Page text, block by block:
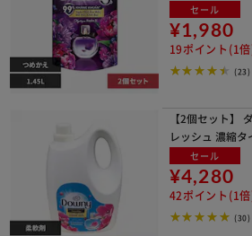
セール
¥1,980
19ポイント(1
(23)
【2個セット】
セール
¥4,280
42ポイント(1
(30)
※ご確認ください